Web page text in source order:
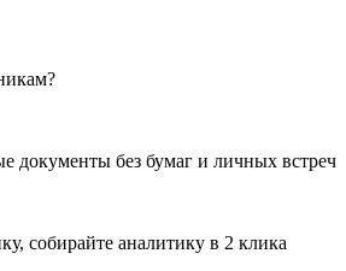
документы без бумаг и личных встреч
собирайте аналитику в 2 клика